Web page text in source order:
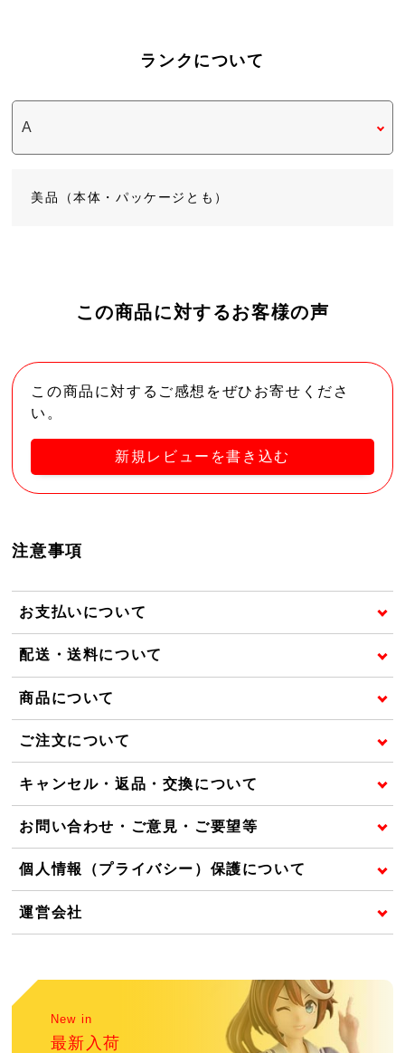
ランクについて
美品（本体・パッケージとも）
この商品に対するお客様の声
この商品に対するご感想をぜひお寄せくださ
い。
新規レビューを書き込む
注意事項
お支払いについて
配送・送料について
商品について
ご注文について
キャンセル・返品・交換について
お問い合わせ・ご意見・ご要望等
個人情報（プライバシー）保護について
運営会社
New in
最新入荷